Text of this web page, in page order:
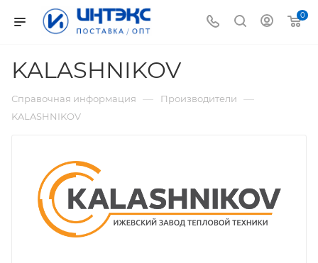
0
KALASHNIKOV
Справочная информация — Производители —
KALASHNIKOV